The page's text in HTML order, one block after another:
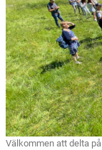
Välkommen att delta